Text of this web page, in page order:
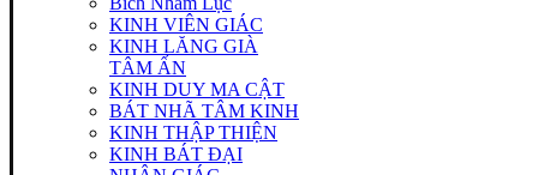
KINH VIÊN GIÁC
KINH LĂNG GIÀ
TÂM ẤN
KINH DUY MA CẬT
BÁT NHÃ TÂM KINH
KINH THẬP THIỆN
KINH BÁT ĐẠI